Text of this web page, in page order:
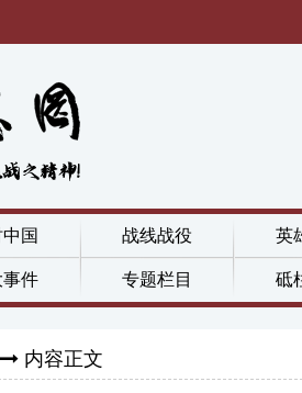
国 战线战役 英
件 专题栏目 砥
内容正文